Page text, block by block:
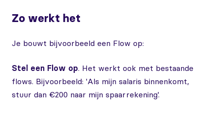
Zo werkt het
Je bouwt bijvoorbeeld een Flow op:
Stel een Flow op. Het werkt ook met bestaande
flows. Bijvoorbeeld: 'Als mijn salaris binnenkomt,
stuur dan €200 naar mijn spaarrekening'.